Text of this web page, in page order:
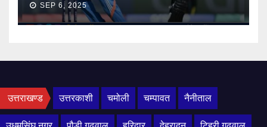
SEP 6, 2025
उत्तराखण्ड उत्तरकाशी चमोली चम्पावत नैनीताल